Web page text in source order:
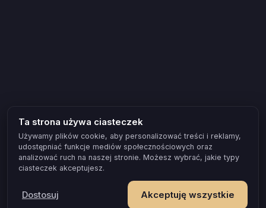
Ta strona używa ciasteczek
Używamy plików cookie, aby personalizować treści i reklamy,
udostępniać funkcje mediów społecznościowych oraz
analizować ruch na naszej stronie. Możesz wybrać, jakie typy
ciasteczek akceptujesz.
Akceptuję wszystkie
Dostosuj